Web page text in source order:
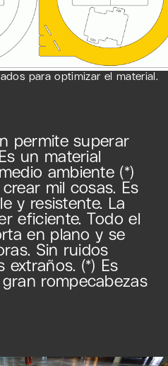
para optimizar el material.
permite superar
un material
ambiente (*)
mil cosas. Es
y resistente. La
eficiente. Todo el
en plano y se
Sin ruidos
extraños. (*) Es
rompecabezas